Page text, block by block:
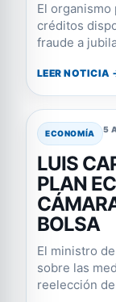
El
créditos
fraude a
LEER NOTICIA
ECONOMÍA 5
LUIS
PLAN
BOLSA
El ministro
sobre las
reelección